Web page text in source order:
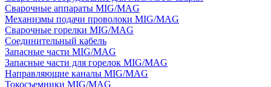
Сварочные аппараты MIG/MAG
Механизмы подачи проволоки MIG/MAG
Сварочные горелки MIG/MAG
Соединительный кабель
Запасные части MIG/MAG
Запасные части для горелок MIG/MAG
Направляющие каналы MIG/MAG
Токосъемники MIG/MAG